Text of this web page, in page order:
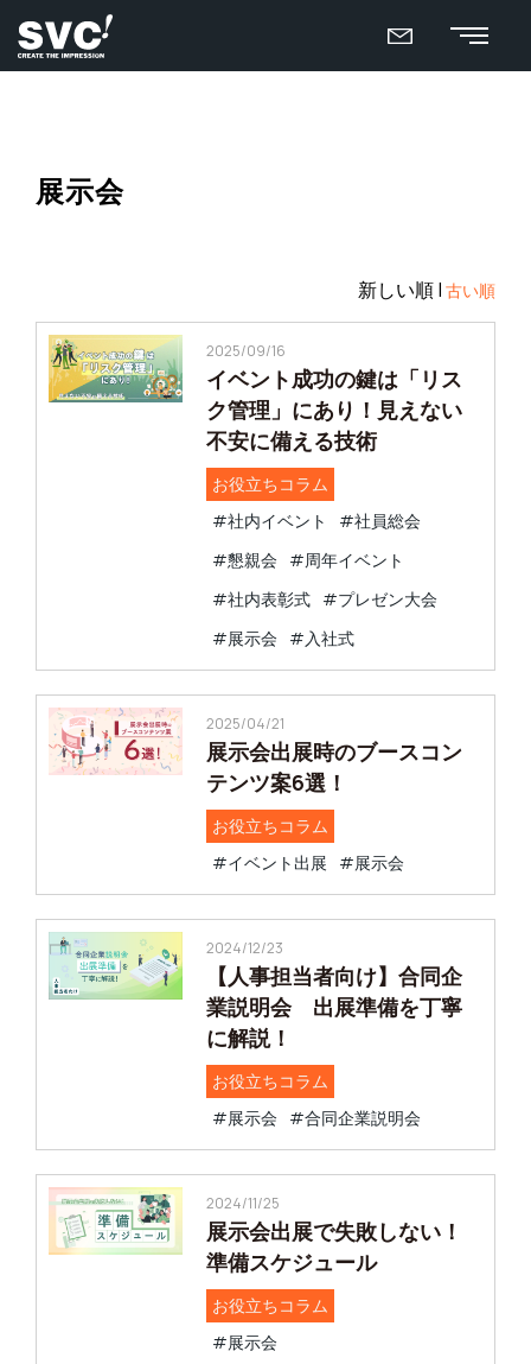
展示会
新しい順 | 古い順
2025/09/16
イベント成功の鍵は「リス
ク管理」にあり！見えない
不安に備える技術
お役立ちコラム
#社内イベント
#社員総会
#懇親会 #周年イベント
#社内表彰式 #プレゼン大会
#展示会 #入社式
2025/04/21
展示会出展時のブースコン
テンツ案6選！
お役立ちコラム
#イベント出展
#展示会
2024/12/23
【人事担当者向け】合同企
業説明会 出展準備を丁寧
に解説！
お役立ちコラム
#展示会 #合同企業説明会
2024/11/25
展示会出展で失敗しない！
準備スケジュール
お役立ちコラム
#展示会